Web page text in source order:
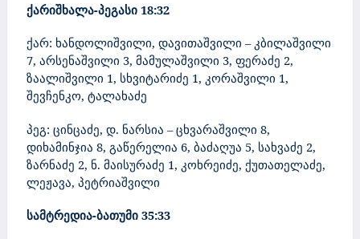
ქარიშხალა-პეგასი 18:32
ქარ: ხანდოლიშვილი, დავითაშვილი – კბილაშვილი
7, არსენაშვილი 3, მამულაშვილი 3, ფერაძე 2,
ზაალიშვილი 1, სხვიტარიძე 1, კორაშვილი 1,
შევჩენკო, ტალახაძე
პეგ: ცინცაძე, დ. ნარსია – ცხვარაშვილი 8,
დიხამინჯია 8, გაწერელია 6, ბაძაღუა 5, სახვაძე 2,
ზარნაძე 2, ნ. მაისურაძე 1, კოხრეიძე, ქუთათელაძე,
ლეჟავა, პეტრიაშვილი
სამტრედია-ბათუმი 35:33